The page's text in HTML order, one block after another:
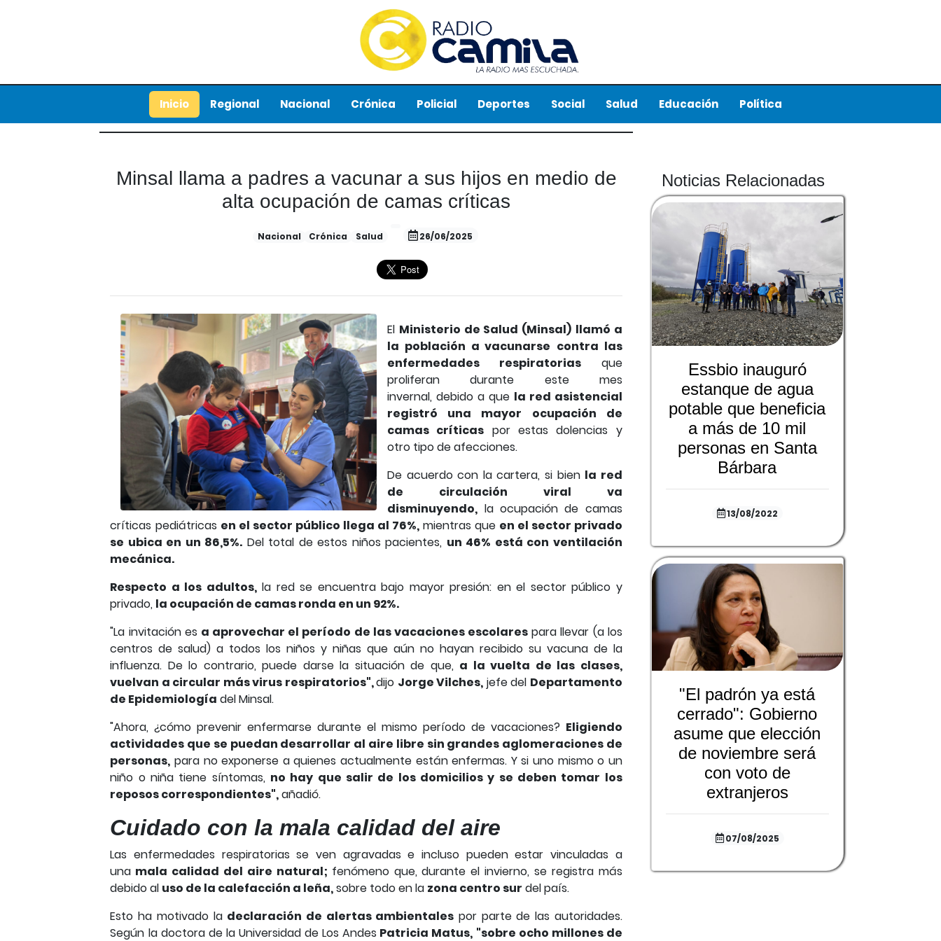
Inicio Regional Nacional Crónica Policial Deportes Social Salud Educación Política
Minsal llama a padres a vacunar a sus hijos en medio de
alta ocupación de camas críticas
Nacional Crónica Salud 26/06/2025
El Ministerio de Salud (Minsal) llamó a
la población a vacunarse contra las
enfermedades respiratoriasque
proliferan durante este mes
invernal, debido a que la red asistencial
registró una mayor ocupación de
camas críticas por estas dolencias y
otro tipo de afecciones.
De acuerdo con la cartera, si bien la red
de circulación viral va
disminuyendo, la ocupación de camas
críticas pediátricas en el sector público llega al 76%, mientras que en el sector privado
se ubica en un 86,5%. Del total de estos niños pacientes, un 46% está con ventilación
mecánica.
Respecto a los adultos,la red se encuentra bajo mayor presión: en el sector público y
privado, la ocupación de camas ronda en un 92%.
"La invitación es a aprovechar el período de las vacaciones escolares para llevar (a los
centros de salud) a todos los niños y niñas que aún no hayan recibido su vacuna de la
influenza. De lo contrario, puede darse la situación de que, a la vuelta de las clases,
vuelvan a circular más virus respiratorios",dijo Jorge Vilches, jefe del Departamento
de Epidemiología del Minsal.
"Ahora, ¿cómo prevenir enfermarse durante el mismo período de vacaciones? Eligiendo
actividades que se puedan desarrollar al aire libre sin grandes aglomeraciones de
personas, para no exponerse a quienes actualmente están enfermas. Y si uno mismo o un
niño o niña tiene síntomas, no hay que salir de los domicilios y se deben tomar los
reposos correspondientes",añadió.
Cuidado con la mala calidad del aire
Las enfermedades respiratorias se ven agravadas e incluso pueden estar vinculadas a
una mala calidad del aire natural; fenómeno que, durante el invierno, se registra más
debido al uso de la calefacción a leña,sobre todo en la zona centro sur del país.
Esto ha motivado la declaración de alertas ambientales por parte de las autoridades.
Según la doctora de la Universidad de Los Andes Patricia Matus, "sobre ocho millones de
Noticias Relacionadas
Essbio inauguró
estanque de agua
potable que beneficia
a más de 10 mil
personas en Santa
Bárbara
13/08/2022
"El padrón ya está
cerrado": Gobierno
asume que elección
de noviembre será
con voto de
extranjeros
07/08/2025